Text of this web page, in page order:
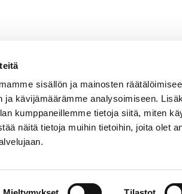
sisällön ja mainosten
ja kävijämäärämme analysoimiseen.
kumppaneillemme tietoja siitä, miten
näitä tietoja muihin tietoihin, joita olet
tekir@tekir.fi.
Siltasaarenkatu 10 (4. krs),
Tietosuojaseloste